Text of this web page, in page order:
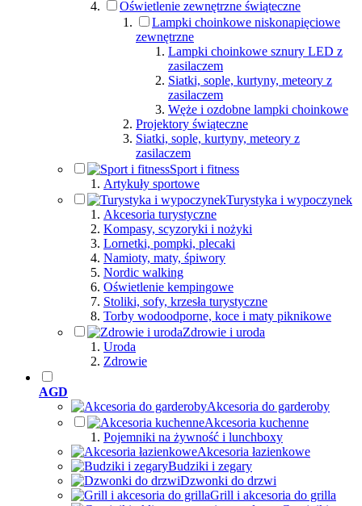
Oświetlenie zewnętrzne świąteczne
Lampki choinkowe niskonapięciowe
zewnętrzne
Lampki choinkowe sznury LED z
zasilaczem
Siatki, sople, kurtyny, meteory z
zasilaczem
Węże i ozdobne lampki choinkowe
Projektory świąteczne
Siatki, sople, kurtyny, meteory z
zasilaczem
Sport i fitness
Artykuły sportowe
Turystyka i wypoczynek
Akcesoria turystyczne
Kompasy, scyzoryki i nożyki
Lornetki, pompki, plecaki
Namioty, maty, śpiwory
Nordic walking
Oświetlenie kempingowe
Stoliki, sofy, krzesła turystyczne
Torby wodoodporne, koce i maty piknikowe
Zdrowie i uroda
Uroda
Zdrowie
AGD
Akcesoria do garderoby
Akcesoria kuchenne
Pojemniki na żywność i lunchboxy
Akcesoria łazienkowe
Budziki i zegary
Dzwonki do drzwi
Grill i akcesoria do grilla